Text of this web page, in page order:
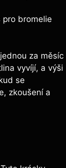
pro bromelie
za měsíc
vyvíjí, a výši
se
zkoušení a